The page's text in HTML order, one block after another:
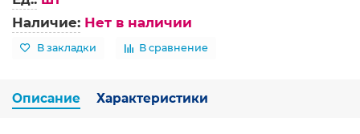
Наличие: Нет в наличии
В закладки В сравнение
Описание Характеристики